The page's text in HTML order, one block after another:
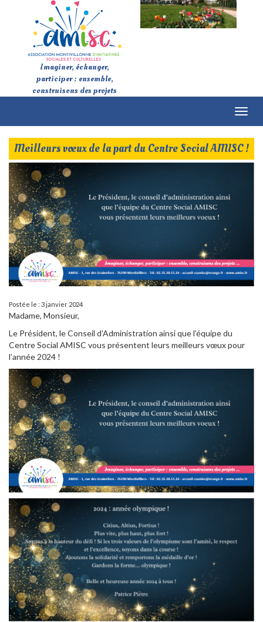
Imaginer, échanger,
participer : ensemble,
construisons des projets
Meilleurs vœux de la part du Centre Social AMISC !
Postée le : 3 janvier 2024
Madame, Monsieur,
Le Président, le Conseil d’Administration ainsi que l’équipe du
Centre Social AMISC vous présentent leurs meilleurs vœux pour
l’année 2024 !